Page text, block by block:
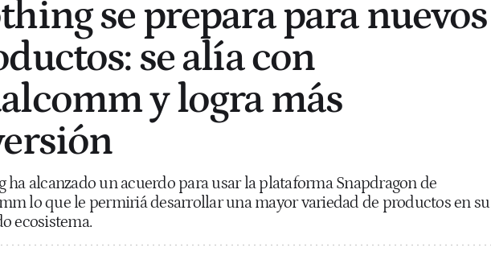
se prepara para nuevos
se alía con
y logra más
ha alcanzado un acuerdo para usar la plataforma Snapdragon de
lo que le permiriá desarrollar una mayor variedad de productos en su
ecosistema.